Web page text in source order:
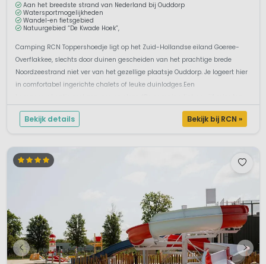
Aan het breedste strand van Nederland bij Ouddorp
Watersportmogelijkheden
Wandel-en fietsgebied
Natuurgebied “De Kwade Hoek”,
Camping RCN Toppershoedje ligt op het Zuid-Hollandse eiland Goeree-
Overflakkee, slechts door duinen gescheiden van het prachtige brede
Noordzeestrand niet ver van het gezellige plaatsje Ouddorp. Je logeert hier
in comfortabel ingerichte chalets of leuke duinlodges.Een
loopafstand...
Bekijk details Bekijk bij RCN »